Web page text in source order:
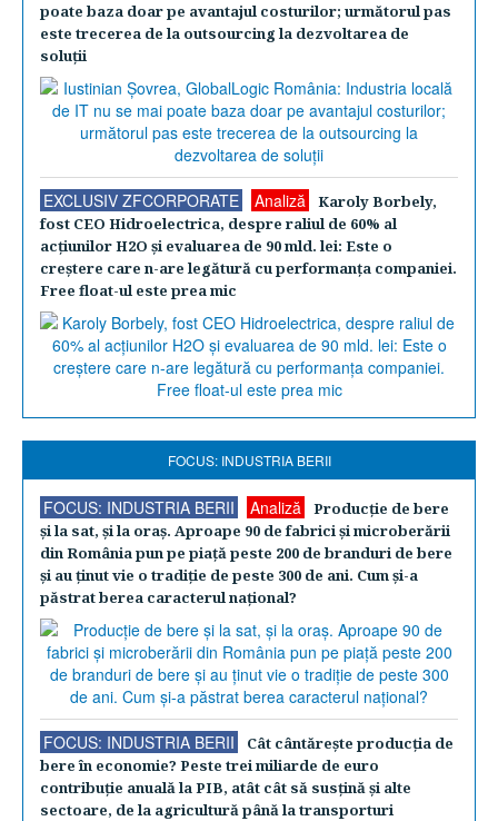
poate baza doar pe avantajul costurilor; următorul pas
este trecerea de la outsourcing la dezvoltarea de
soluţii
EXCLUSIV ZFCORPORATE Analiză
Karoly Borbely,
fost CEO Hidroelectrica, despre raliul de 60% al
acţiunilor H2O şi evaluarea de 90 mld. lei: Este o
creştere care n-are legătură cu performanţa companiei.
Free float-ul este prea mic
FOCUS: INDUSTRIA BERII
FOCUS: INDUSTRIA BERII Analiză
Producţie de bere
şi la sat, şi la oraş. Aproape 90 de fabrici şi microberării
din România pun pe piaţă peste 200 de branduri de bere
şi au ţinut vie o tradiţie de peste 300 de ani. Cum şi-a
păstrat berea caracterul naţional?
FOCUS: INDUSTRIA BERII
Cât cântăreşte producţia de
bere în economie? Peste trei miliarde de euro
contribuţie anuală la PIB, atât cât să susţină şi alte
sectoare, de la agricultură până la transporturi